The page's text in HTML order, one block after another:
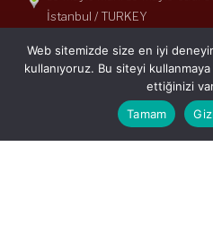
İstanbul / TURKEY
Telefon: +90(212) 240 33 39
Telefon: +90(212) 248 19 36
info@erisymm.com
Web sitemizde size en iyi
kullanıyoruz. Bu siteyi
ettiğinizi
Tamam